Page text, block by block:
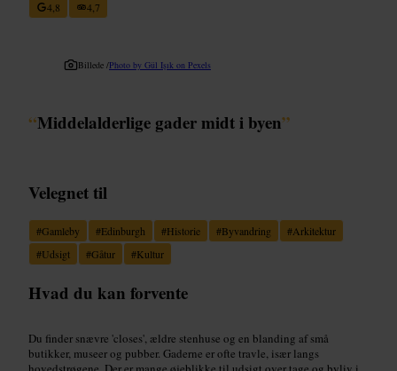
4,8
4,7
Billede /Photo by Gül Işık on Pexels
“Middelalderlige gader midt i byen”
Velegnet til
#Gamleby #Edinburgh #Historie #Byvandring #Arkitektur
#Udsigt #Gåtur #Kultur
Hvad du kan forvente
Du finder snævre 'closes', ældre stenhuse og en blanding af små
butikker, museer og pubber. Gaderne er ofte travle, især langs